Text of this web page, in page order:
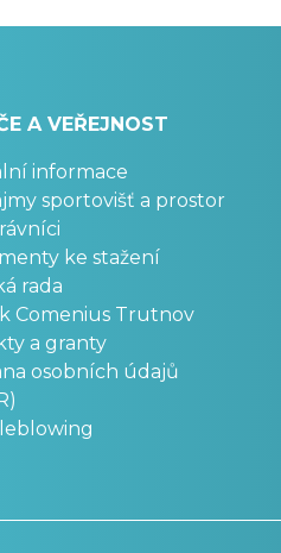
A VEŘEJNOST
informace
sportovišť a prostor
ke stažení
rada
Comenius Trutnov
a granty
osobních údajů